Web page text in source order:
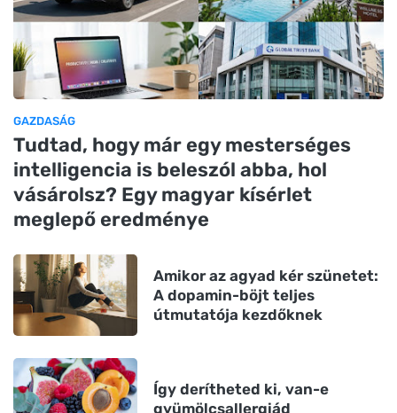
GAZDASÁG
Tudtad, hogy már egy mesterséges
intelligencia is beleszól abba, hol
vásárolsz? Egy magyar kísérlet
meglepő eredménye
Amikor az agyad kér szünetet:
A dopamin-böjt teljes
útmutatója kezdőknek
Így derítheted ki, van-e
gyümölcsallergiád